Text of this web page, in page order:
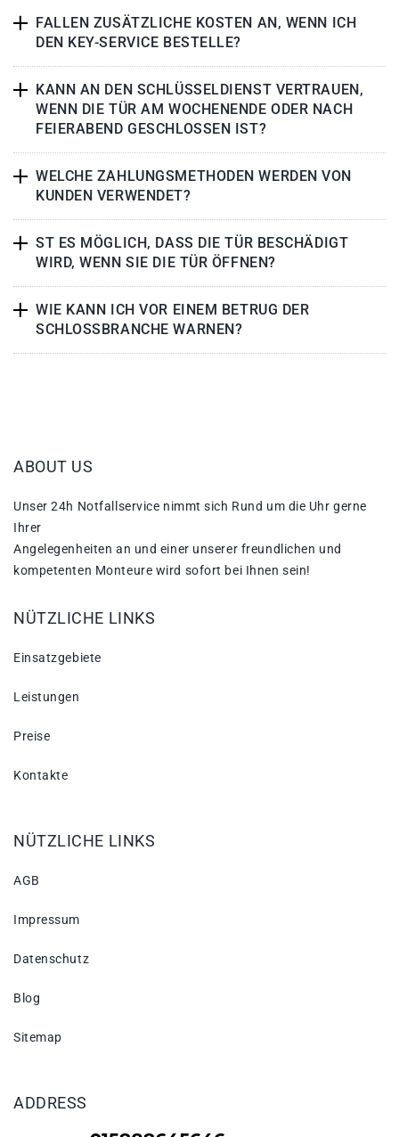
FALLEN ZUSÄTZLICHE KOSTEN AN, WENN ICH
DEN KEY-SERVICE BESTELLE?
KANN AN DEN SCHLÜSSELDIENST VERTRAUEN,
WENN DIE TÜR AM WOCHENENDE ODER NACH
FEIERABEND GESCHLOSSEN IST?
WELCHE ZAHLUNGSMETHODEN WERDEN VON
KUNDEN VERWENDET?
ST ES MÖGLICH, DASS DIE TÜR BESCHÄDIGT
WIRD, WENN SIE DIE TÜR ÖFFNEN?
WIE KANN ICH VOR EINEM BETRUG DER
SCHLOSSBRANCHE WARNEN?
ABOUT US
Unser 24h Notfallservice nimmt sich Rund um die Uhr gerne
Ihrer
Angelegenheiten an und einer unserer freundlichen und
kompetenten Monteure wird sofort bei Ihnen sein!
NÜTZLICHE LINKS
Einsatzgebiete
Leistungen
Preise
Kontakte
NÜTZLICHE LINKS
AGB
Impressum
Datenschutz
Blog
Sitemap
ADDRESS